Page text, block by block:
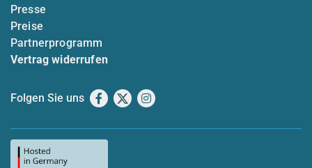
Presse
Preise
Partnerprogramm
Vertrag widerrufen
Folgen Sie uns Facebook
X Instagram